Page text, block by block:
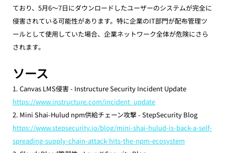
ており、5月6～7日にダウンロードしたユーザーのシステムが完全に
侵害されている可能性があります。特に企業のIT部門が配布管理ツ
ールとして使用していた場合、企業ネットワーク全体が危険にさら
されます。
ソース
1. Canvas LMS侵害 - Instructure Security Incident Update
https://www.instructure.com/incident_update
2. Mini Shai-Hulud npm供給チェーン攻撃 - StepSecurity Blog
https://www.stepsecurity.io/blog/mini-shai-hulud-is-back-a-self-
spreading-supply-chain-attack-hits-the-npm-ecosystem